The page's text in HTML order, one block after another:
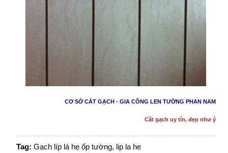
CƠ SỞ CẮT GẠCH - GIA CÔNG LEN TƯỜNG PHAN NAM
Cắt gạch uy tín, đẹp như ý
Tag: Gạch líp lá hẹ ốp tường, lip la he